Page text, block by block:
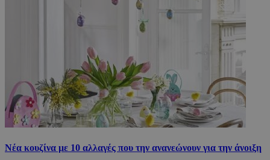
Νέα κουζίνα με 10 αλλαγές που την ανανεώνουν για την άνοιξη